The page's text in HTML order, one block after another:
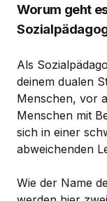
Worum geht
Als
deinem dualen
Menschen, vor
Menschen mit
sich in einer
abweichenden
Wie der Name